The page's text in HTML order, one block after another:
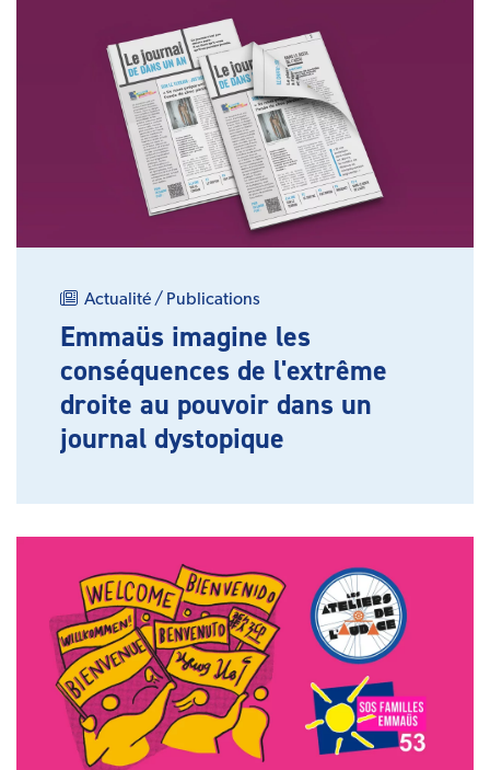
Actualité / Publications
Emmaüs imagine les
conséquences de l'extrême
droite au pouvoir dans un
journal dystopique